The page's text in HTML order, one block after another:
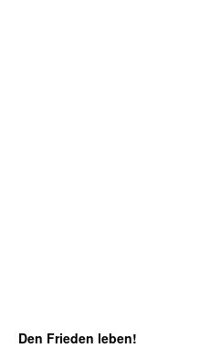
Den Frieden leben!